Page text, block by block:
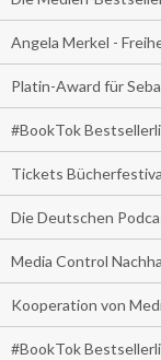
Angela Merkel -
Platin-Award für
#BookTok
Tickets
Die Deutschen
Media Control
Kooperation von
#BookTok